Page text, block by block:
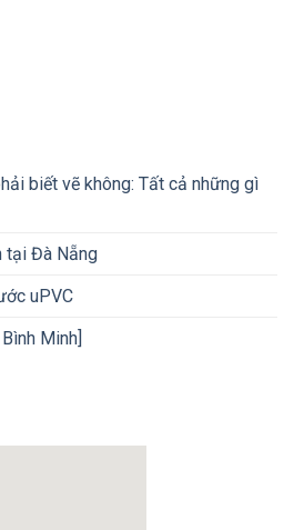
biết vẽ không: Tất cả những gì
tại Đà Nẵng
uPVC
Minh]